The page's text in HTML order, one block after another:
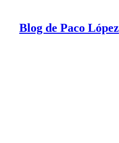
Blog de Paco López